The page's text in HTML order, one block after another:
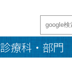
診療科・部門